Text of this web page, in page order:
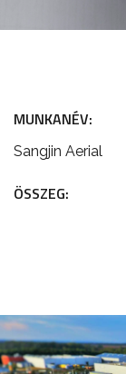
MUNKANÉV:
Sangjin Aerial
ÖSSZEG: